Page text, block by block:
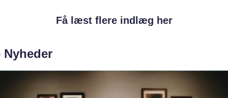
Få læst flere indlæg her
Nyheder